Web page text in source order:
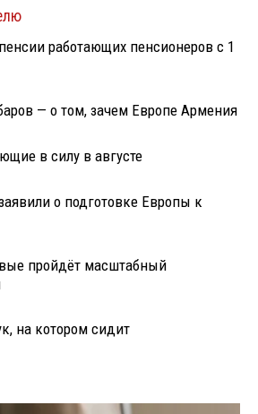
работающих пенсионеров с 1
— о том, зачем Европе Армения
в силу в августе
о подготовке Европы к
пройдёт масштабный
на котором сидит